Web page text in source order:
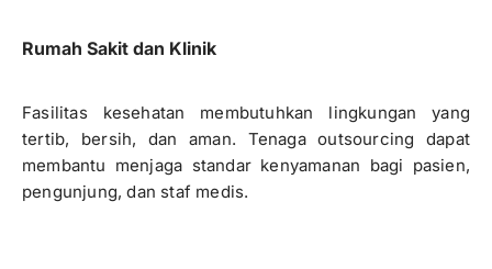
Rumah Sakit dan Klinik
Fasilitas kesehatan membutuhkan lingkungan yang
tertib, bersih, dan aman. Tenaga outsourcing dapat
membantu menjaga standar kenyamanan bagi pasien,
pengunjung, dan staf medis.